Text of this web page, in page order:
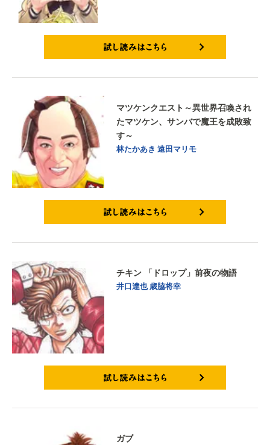
マツケンクエスト～異世界召喚され
たマツケン、サンバで魔王を成敗致
す～
林たかあき 遠田マリモ
チキン 「ドロップ」前夜の物語
井口達也 歳脇将幸
ガブ